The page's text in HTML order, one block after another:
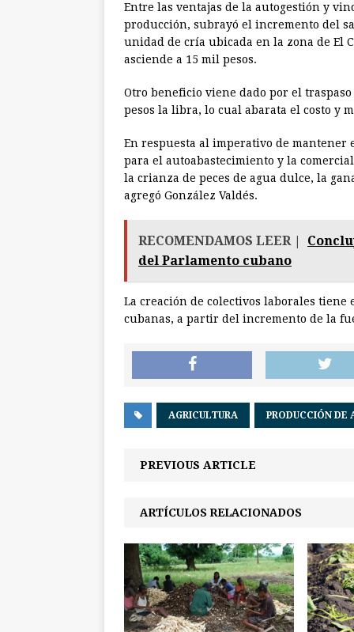
Entre las ventajas de la autogestión y
producción, subrayó el incremento del
unidad de cría ubicada en la zona de El
asciende a 15 mil pesos.
Otro beneficio viene dado por el
pesos la libra, lo cual abarata el costo y
En respuesta al imperativo de mantener
para el autoabastecimiento y la
la crianza de peces de agua dulce, la
agregó González Valdés.
RECOMENDAMOS LEER |
del Parlamento cubano
La creación de colectivos laborales tiene
cubanas, a partir del incremento de la
AGRICULTURA PRODUCCIÓN DE
PREVIOUS ARTICLE
ARTÍCULOS RELACIONADOS